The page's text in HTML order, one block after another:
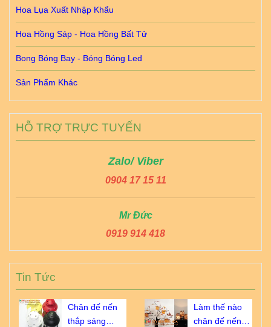
Hoa Lụa Xuất Nhập Khẩu
Hoa Hồng Sáp - Hoa Hồng Bất Tử
Bong Bóng Bay - Bóng Bóng Led
Sản Phẩm Khác
HỖ TRỢ TRỰC TUYẾN
Zalo/ Viber
0904 17 15 11
Mr Đức
0919 914 418
Tin Tức
Chân đế nến
thắp sáng
Làm thế nào
chân đế nến